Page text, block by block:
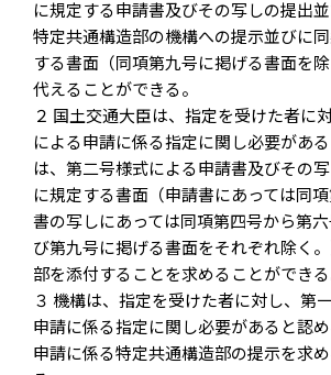
に規定する申請書及びその写しの提出
特定共通構造部の機構への提示並びに
する書面（同項第九号に掲げる書面を
代えることができる。
２ 国土交通大臣は、指定を受けた者に
による申請に係る指定に関し必要があ
は、第二号様式による申請書及びその
に規定する書面（申請書にあっては同
書の写しにあっては同項第四号から第
び第九号に掲げる書面をそれぞれ除く
部を添付することを求めることができる
３ 機構は、指定を受けた者に対し、第
申請に係る指定に関し必要があると認
申請に係る特定共通構造部の提示を求